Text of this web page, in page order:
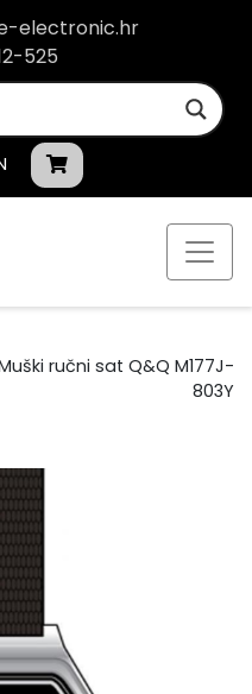
electronic.hr
525
ručni sat Q&Q M177J-
803Y